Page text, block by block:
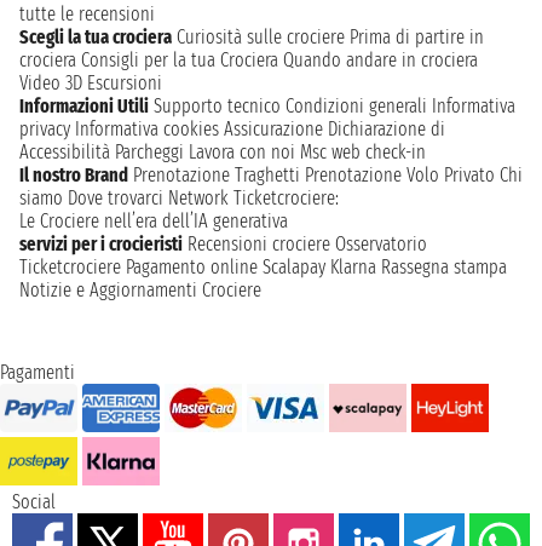
tutte le recensioni
Scegli la tua crociera Curiosità sulle crociere Prima di partire in
crociera Consigli per la tua Crociera Quando andare in crociera
Video 3D Escursioni
Informazioni Utili Supporto tecnico Condizioni generali Informativa
privacy Informativa cookies Assicurazione Dichiarazione di
Accessibilità Parcheggi Lavora con noi Msc web check-in
Il nostro Brand Prenotazione Traghetti Prenotazione Volo Privato Chi
siamo Dove trovarci Network Ticketcrociere:
Le Crociere nell’era dell’IA generativa
servizi per i crocieristi Recensioni crociere Osservatorio
Ticketcrociere Pagamento online Scalapay Klarna Rassegna stampa
Notizie e Aggiornamenti Crociere
Pagamenti
Social